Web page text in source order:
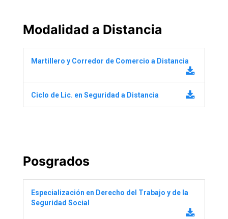
Modalidad a Distancia
Martillero y Corredor de Comercio a Distancia
Ciclo de Lic. en Seguridad a Distancia
Posgrados
Especialización en Derecho del Trabajo y de la
Seguridad Social